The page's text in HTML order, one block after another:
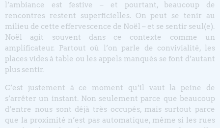
l’ambiance est festive – et pourtant, beaucoup de
rencontres restent superficielles. On peut se tenir au
milieu de cette effervescence de Noël – et se sentir seul(e).
Noël agit souvent dans ce contexte comme un
amplificateur. Partout où l’on parle de convivialité, les
places vides à table ou les appels manqués se font d’autant
plus sentir.
C’est justement à ce moment qu’il vaut la peine de
s’arrêter un instant. Non seulement parce que beaucoup
d’entre nous sont déjà très occupés, mais surtout parce
que la proximité n’est pas automatique, même si les rues